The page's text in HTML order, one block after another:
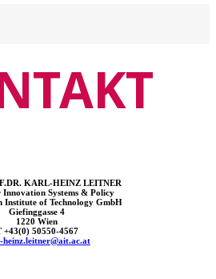
KARL-HEINZ LEITNER
Systems & Policy
Institute of Technology GmbH
Giefinggasse 4
1220 Wien
+43(0) 50550-4567